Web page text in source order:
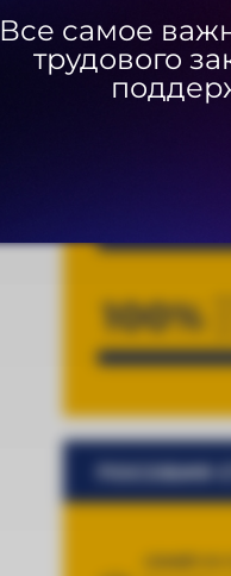
Все самое
трудового
Все самое
трудового